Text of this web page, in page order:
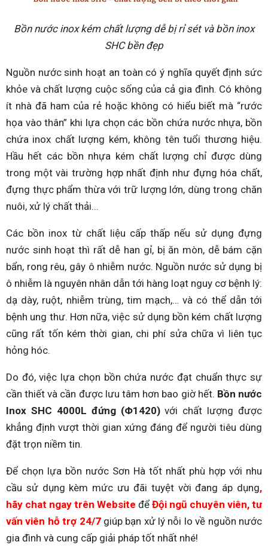
Bồn nước inox kém chất lượng dễ bị rỉ sét và bồn inox
SHC bền đẹp
Nguồn nước sinh hoạt an toàn có ý nghĩa quyết định sức
khỏe và chất lượng cuộc sống của cả gia đình. Có không
ít nhà đã ham của rẻ hoặc không có hiểu biết mà “rước
họa vào thân” khi lựa chọn các bồn chứa nước nhựa, bồn
chứa inox chất lượng kém, không tên tuổi thương hiệu.
Hầu hết các bồn nhựa kém chất lượng chỉ được dùng
trong một vài trường hợp nhất định như đựng hóa chất,
đựng thực phẩm thừa với trữ lượng lớn, dùng trong chăn
nuôi, xử lý chất thải...
Các bồn inox từ chất liệu cấp thấp nếu sử dụng đựng
nước sinh hoạt thì rất dễ han gỉ, bị ăn mòn, dễ bám cặn
bẩn, rong rêu, gây ô nhiễm nước. Nguồn nước sử dụng bị
ô nhiễm là nguyên nhân dẫn tới hàng loạt nguy cơ bệnh lý:
dạ dày, ruột, nhiễm trùng, tim mạch,… và có thể dẫn tới
bệnh ung thư. Hơn nữa, việc sử dụng bồn kém chất lượng
cũng rất tốn kém thời gian, chi phí sửa chữa vì liên tục
hỏng hóc.
Do đó, việc lựa chọn bồn chứa nước đạt chuẩn thực sự
cần thiết và cần được lưu tâm hơn bao giờ hết. Bồn nước
Inox SHC 4000L đứng (Φ1420)với chất lượng được
khẳng định vượt thời gian xứng đáng để người tiêu dùng
đặt trọn niềm tin.
Để chọn lựa bồn nước Sơn Hà tốt nhất phù hợp với nhu
cầu sử dụng kèm mức ưu đãi tuyệt vời đang áp dụng,
hãy chat ngay trên Website để Đội ngũ chuyên viên, tư
vấn viên hỗ trợ 24/7giúp bạn xử lý nỗi lo về nguồn nước
gia đình và cung cấp giải pháp tốt nhất nhé!